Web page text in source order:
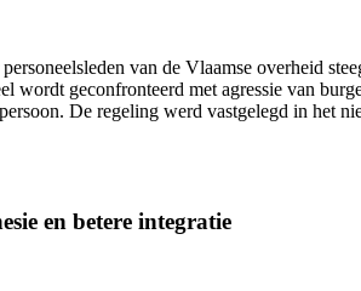
van de Vlaamse overheid
wordt geconfronteerd met agressie van
De regeling werd vastgelegd in het
en betere integratie